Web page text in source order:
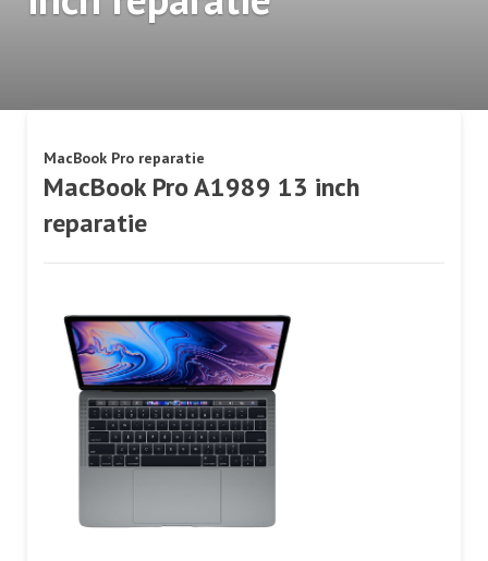
MacBook Pro reparatie
MacBook Pro A1989 13 inch
reparatie